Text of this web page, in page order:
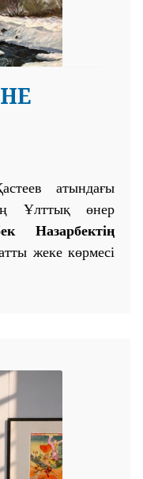
атындағы
Ұлттық өнер
Назарбектің
жеке көрмесі